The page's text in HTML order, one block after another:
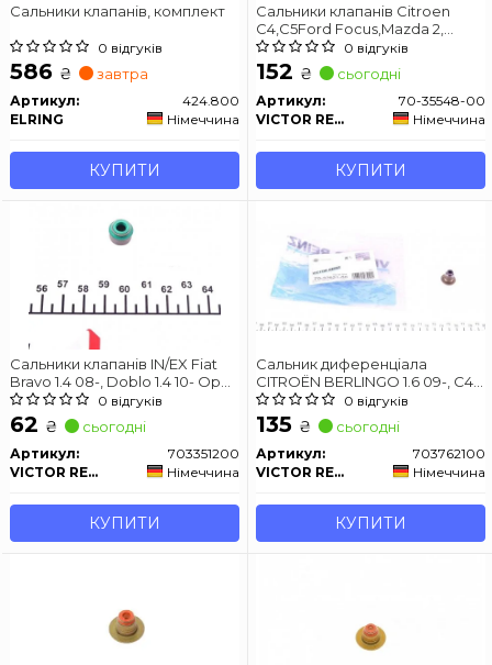
Сальники клапанів, комплект
0 відгуків
586 ₴ завтра
Артикул:
424.800
ELRING
Німеччина
КУПИТИ
Сальники клапанів Citroen
C4,C5Ford Focus,Mazda 2,
Peugeot 208,308,Toyota
Aygo,Volvo C30, S40, S60, S80,
V50, V70 1.4D/1.6D 01-
0 відгуків
152 ₴ сьогодні
Артикул:
70-35548-00
VICTOR REINZ
Німеччина
КУПИТИ
Сальники клапанів IN/EX Fiat
Bravo 1.4 08-, Doblo 1.4 10- Opel
Movano 2.3 CDTI 10-, Vivaro 2.0
CDTI 06- Nissan Primastar dCi
90/dCi 120 06-, Qashqai 2.0 dCi
07- Renault Master 2.3 dCi 10-,
Megane 2.0 dCi 05-, Trafic 2.0
0 відгуків
62 ₴ сьогодні
Артикул:
703351200
VICTOR REINZ
Німеччина
КУПИТИ
Сальник диференціала
CITROËN BERLINGO 1.6 09-, C4
1.6 08- OPEL GRANDLAND X 1.6
18- BMW 3(F30/F80)316i 12-16
0 відгуків
135 ₴ сьогодні
Артикул:
703762100
VICTOR REINZ
Німеччина
КУПИТИ